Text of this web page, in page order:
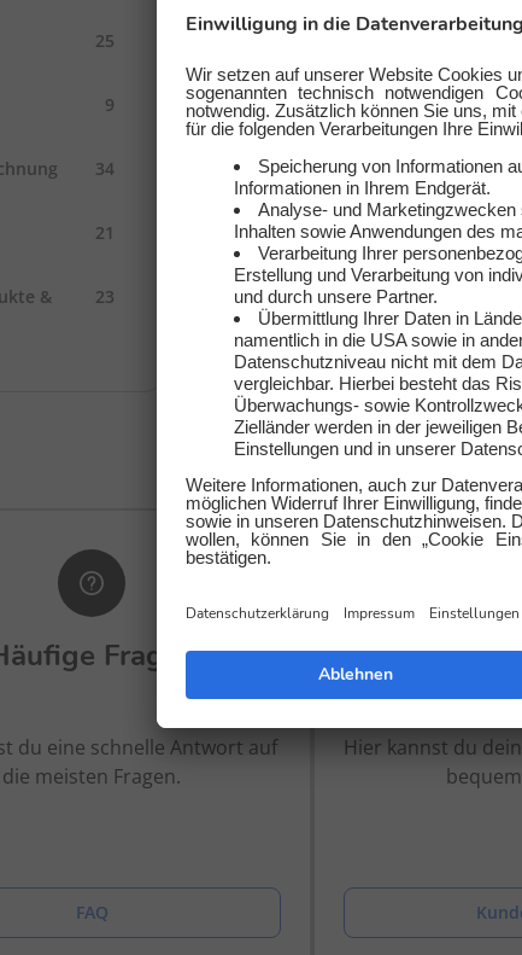
25
9
34
21
&
23
Nein
Wir beantworten
Fragen
du eine schnelle Antwort auf
die meisten Fragen.
FAQ
Hier kannst du